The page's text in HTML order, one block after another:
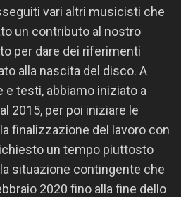
vari altri musicisti che
un contributo al nostro
per dare dei riferimenti
alla nascita del disco. A
e testi, abbiamo iniziato a
2015, per poi iniziare le
finalizzazione del lavoro con
un tempo piuttosto
situazione contingente che
2020 fino alla fine dello